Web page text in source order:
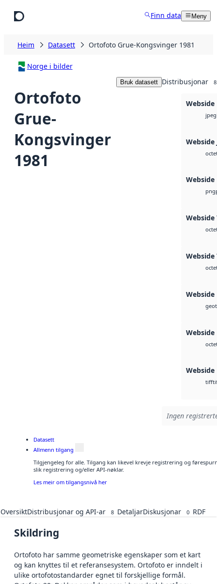
Finn data Meny
Heim Datasett Ortofoto Grue-Kongsvinger 1981
Norge i bilder
Ortofoto
Grue-
Kongsvinger
1981
Bruk datasett Distribusjonar 8
Webside
jpeg
Webside
Webside
png
Webside
Webside
Webside
Webside
Webside
tiff
Ingen
Datasett
Allmenn tilgang
Tilgjengeleg for alle. Tilgang kan likevel krevje registrering og
slik registrering og/eller API-nøklar.
Les meir om tilgangsnivå her
OversiktDistribusjonar og API-ar 8 DetaljarDiskusjonar 0 RDF
Skildring
Ortofoto har samme geometriske egenskaper som et kart
og kan knyttes til et referansesystem. Ortofoto er inndelt i
ulike ortofotostandarder egnet til forskjellige formål.